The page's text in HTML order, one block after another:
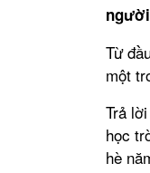
Từ
một
Trả
học
hè